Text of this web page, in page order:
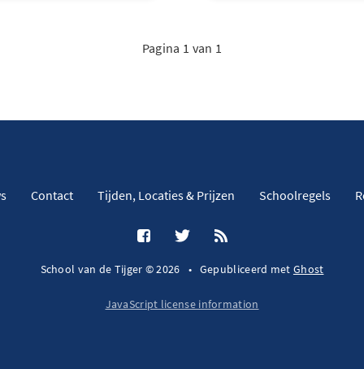
Pagina 1 van 1
Contact Tijden, Locaties & Prijzen Schoolregels
School van de Tijger © 2026 • Gepubliceerd met Ghost
JavaScript license information